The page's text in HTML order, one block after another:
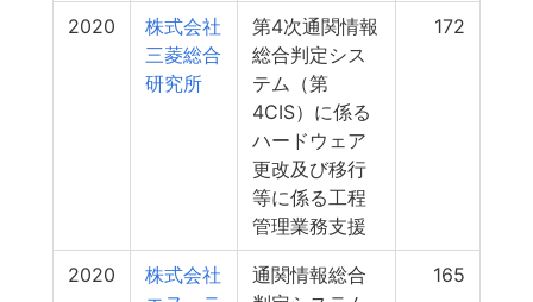
2020
株式会社
三菱総合
研究所
第4次通関情報
総合判定シス
テム（第
4CIS）に係る
ハードウェア
更改及び移行
等に係る工程
管理業務支援
172
2020
株式会社
通関情報総合
165